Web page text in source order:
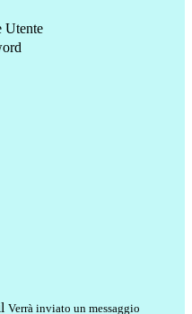
Utente
Verrà inviato un messaggio